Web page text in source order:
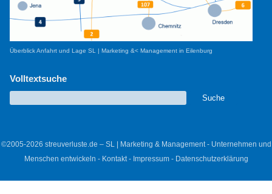
Überblick Anfahrt und Lage SL | Marketing &< Management in Eilenburg
Volltextsuche
©2005-2026 streuverluste.de – SL | Marketing & Management - Unternehmen und
Menschen entwickeln - Kontakt- Impressum- Datenschutzerklärung